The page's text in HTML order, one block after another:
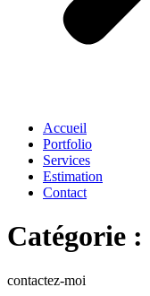
Accueil
Portfolio
Services
Estimation
Contact
Catégorie :
contactez-moi